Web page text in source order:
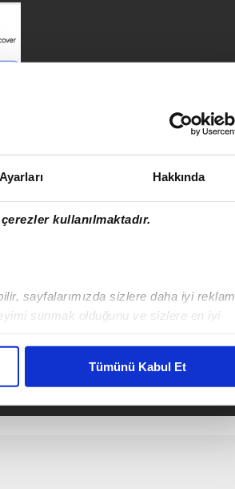
Hakkında
kullanılmaktadır.
sayfalarımızda sizlere daha iyi reklam
sunmak olduğunu ve sizlere en iyi
Tümünü Kabul Et